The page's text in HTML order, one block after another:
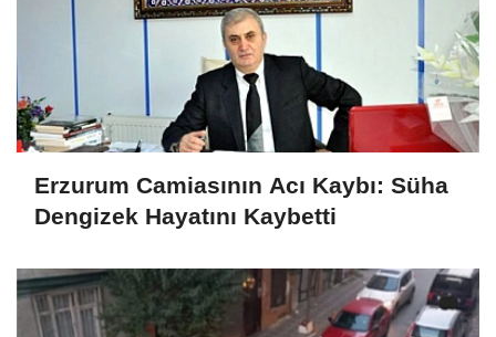
Erzurum Camiasının Acı Kaybı: Süha
Dengizek Hayatını Kaybetti